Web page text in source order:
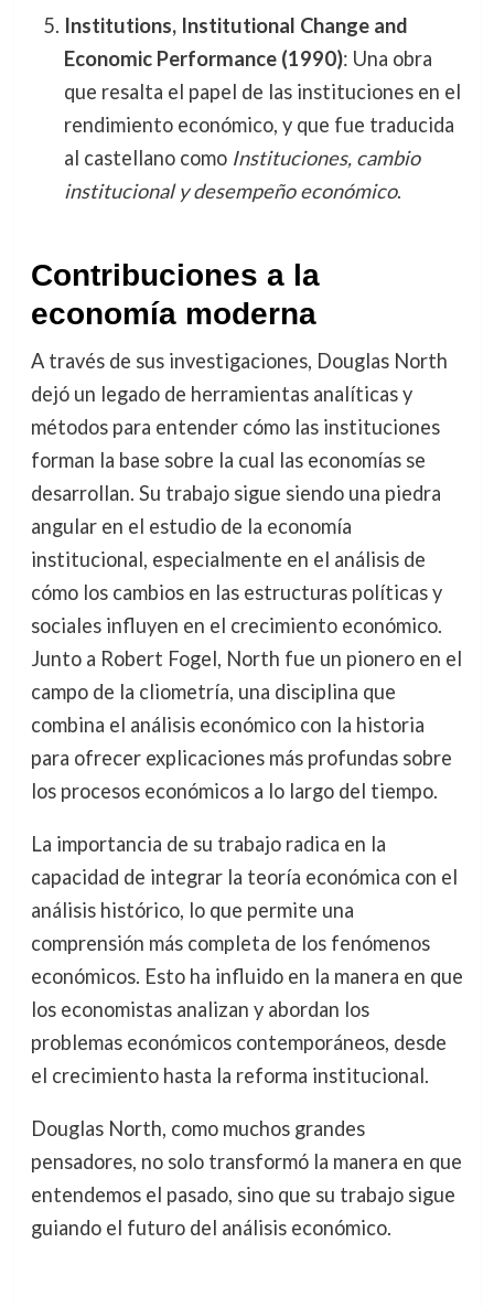
Institutions, Institutional Change and
Economic Performance (1990): Una obra
que resalta el papel de las instituciones en el
rendimiento económico, y que fue traducida
al castellano como Instituciones, cambio
institucional y desempeño económico.
Contribuciones a la
economía moderna
A través de sus investigaciones, Douglas North
dejó un legado de herramientas analíticas y
métodos para entender cómo las instituciones
forman la base sobre la cual las economías se
desarrollan. Su trabajo sigue siendo una piedra
angular en el estudio de la economía
institucional, especialmente en el análisis de
cómo los cambios en las estructuras políticas y
sociales influyen en el crecimiento económico.
Junto a Robert Fogel, North fue un pionero en el
campo de la cliometría, una disciplina que
combina el análisis económico con la historia
para ofrecer explicaciones más profundas sobre
los procesos económicos a lo largo del tiempo.
La importancia de su trabajo radica en la
capacidad de integrar la teoría económica con el
análisis histórico, lo que permite una
comprensión más completa de los fenómenos
económicos. Esto ha influido en la manera en que
los economistas analizan y abordan los
problemas económicos contemporáneos, desde
el crecimiento hasta la reforma institucional.
Douglas North, como muchos grandes
pensadores, no solo transformó la manera en que
entendemos el pasado, sino que su trabajo sigue
guiando el futuro del análisis económico.